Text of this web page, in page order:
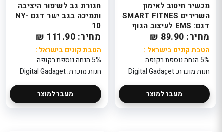
מכשיר חיטוב לאימון
השרירים SMART FITNES
דגם: EMS לעיצוב הגוף
מחיר: 89.90 ₪
הטבת קונים בישראל :
5% הנחה נוספת בקופה
חנות מוכרת: Digital Gadaget
מעבר למוצר
חגורת גב לשיפור היציבה
ותמיכה בגב ישר דגם NY-
10
מחיר: 111.90 ₪
הטבת קונים בישראל :
5% הנחה נוספת בקופה
חנות מוכרת: Digital Gadaget
מעבר למוצר